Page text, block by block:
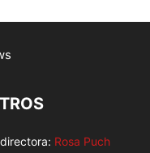
Rosa Puch